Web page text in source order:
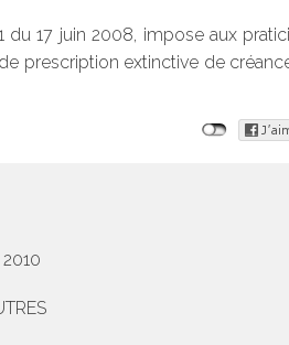
17 juin 2008, impose aux
prescription extinctive de